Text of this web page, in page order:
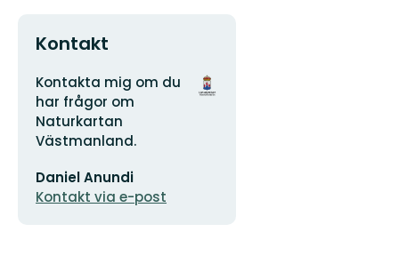
Kontakt
Adress
Kontakta mig om du
har frågor om
Naturkartan
Västmanland.
postadress
Daniel Anundi
Kontakt via e-post
Organisationens
logotyp